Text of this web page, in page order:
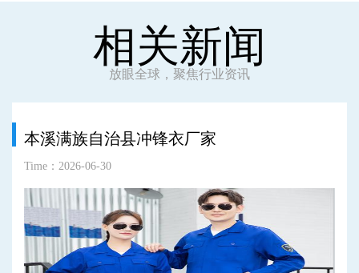
相关新闻
放眼全球，聚焦行业资讯
本溪满族自治县冲锋衣厂家
Time：2026-06-30